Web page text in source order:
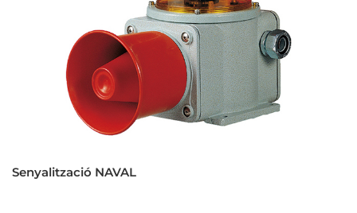
Senyalització NAVAL